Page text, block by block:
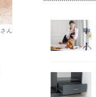
さん